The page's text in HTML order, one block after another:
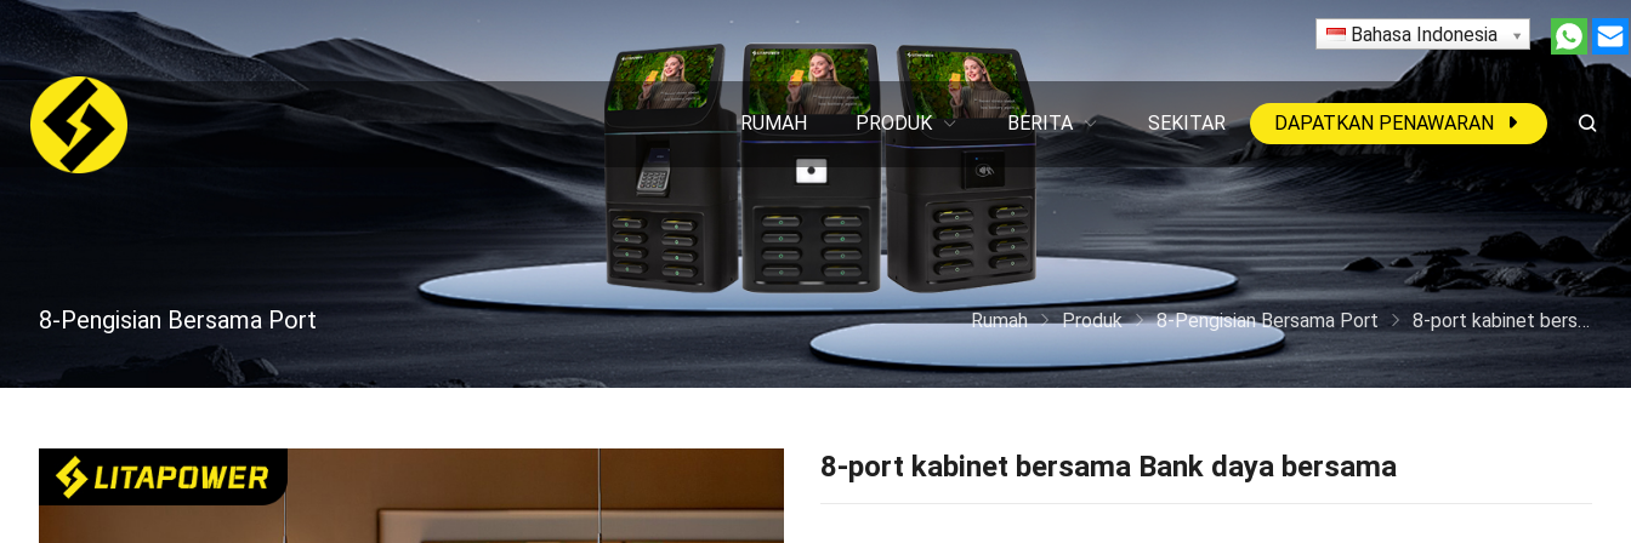
Bahasa Indonesia
RUMAH PRODUK BERITA SEKITAR DAPATKAN PENAWARAN
8-Pengisian Bersama Port Rumah Produk 8-Pengisian Bersama Port 8-port kabinet bersama Bank daya bersama
8-port kabinet bersama Bank daya bersama